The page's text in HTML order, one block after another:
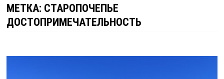
МЕТКА: СТАРОПОЧЕПЬЕ
ДОСТОПРИМЕЧАТЕЛЬНОСТЬ